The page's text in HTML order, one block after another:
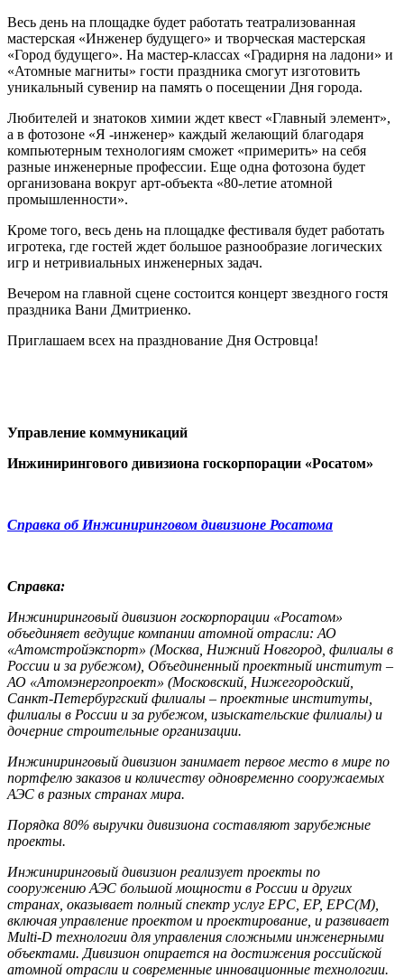
Весь день на площадке будет работать театрализованная
мастерская «Инженер будущего» и творческая мастерская
«Город будущего». На мастер-классах «Градирня на ладони» и
«Атомные магниты» гости праздника смогут изготовить
уникальный сувенир на память о посещении Дня города.
Любителей и знатоков химии ждет квест «Главный элемент»,
а в фотозоне «Я -инженер» каждый желающий благодаря
компьютерным технологиям сможет «примерить» на себя
разные инженерные профессии. Еще одна фотозона будет
организована вокруг арт-объекта «80-летие атомной
промышленности».
Кроме того, весь день на площадке фестиваля будет работать
игротека, где гостей ждет большое разнообразие логических
игр и нетривиальных инженерных задач.
Вечером на главной сцене состоится концерт звездного гостя
праздника Вани Дмитриенко.
Приглашаем всех на празднование Дня Островца!
Управление коммуникаций
Инжинирингового дивизиона госкорпорации «Росатом»
Справка об Инжиниринговом дивизионе Росатома
Справка:
Инжиниринговый дивизион госкорпорации «Росатом»
объединяет ведущие компании атомной отрасли: АО
«Атомстройэкспорт» (Москва, Нижний Новгород, филиалы в
России и за рубежом), Объединенный проектный институт –
АО «Атомэнергопроект» (Московский, Нижегородский,
Санкт-Петербургский филиалы – проектные институты,
филиалы в России и за рубежом, изыскательские филиалы) и
дочерние строительные организации.
Инжиниринговый дивизион занимает первое место в мире по
портфелю заказов и количеству одновременно сооружаемых
АЭС в разных странах мира.
Порядка 80% выручки дивизиона составляют зарубежные
проекты.
Инжиниринговый дивизион реализует проекты по
сооружению АЭС большой мощности в России и других
странах, оказывает полный спектр услуг EPC, EP, EPC(M),
включая управление проектом и проектирование, и развивает
Multi-D технологии для управления сложными инженерными
объектами. Дивизион опирается на достижения российской
атомной отрасли и современные инновационные технологии.